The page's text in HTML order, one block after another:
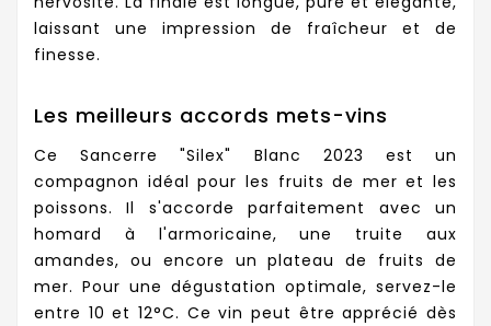
laissant une impression de fraîcheur et de
finesse.
Les meilleurs accords mets-vins
Ce Sancerre "Silex" Blanc 2023 est un
compagnon idéal pour les fruits de mer et les
poissons. Il s'accorde parfaitement avec un
homard à l'armoricaine, une truite aux
amandes, ou encore un plateau de fruits de
mer. Pour une dégustation optimale, servez-le
entre 10 et 12°C. Ce vin peut être apprécié dès